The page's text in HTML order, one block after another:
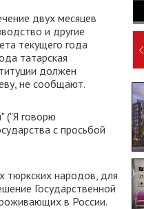
двух месяцев
и другие
текущего года
татарская
должен
не сообщают.
("Я говорю
с просьбой
тюркских народов, для
Государственной
в России.